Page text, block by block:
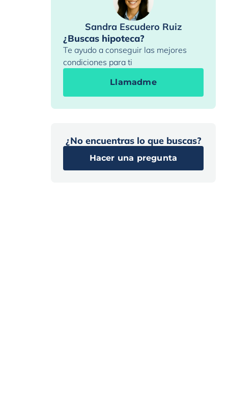
Sandra Escudero Ruiz
¿Buscas hipoteca?
Te ayudo a conseguir las mejores
condiciones para ti
Llamadme
¿No encuentras lo que buscas?
Hacer una pregunta